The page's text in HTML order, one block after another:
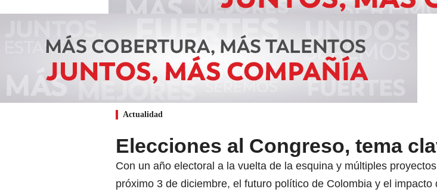
Actualidad
Elecciones al Congreso, tema
Con un año electoral a la vuelta de la esquina y múltiples
próximo 3 de diciembre, el futuro político de Colombia y el